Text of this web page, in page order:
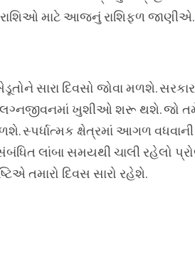
રાશિઓ માટે આજનું રાશિફળ જાણીએ.
સારા દિવસો જોવા મળશે. સરકાર
લગ્નજીવનમાં ખુશીઓ શરૂ થશે.
સ્પર્ધાત્મક ક્ષેત્રમાં આગળ
લાંબા સમયથી ચાલી રહેલો
તમારો દિવસ સારો રહેશે.